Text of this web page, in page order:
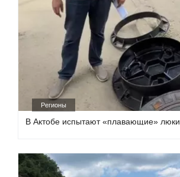
Регионы
В Актобе испытают «плавающие» люки